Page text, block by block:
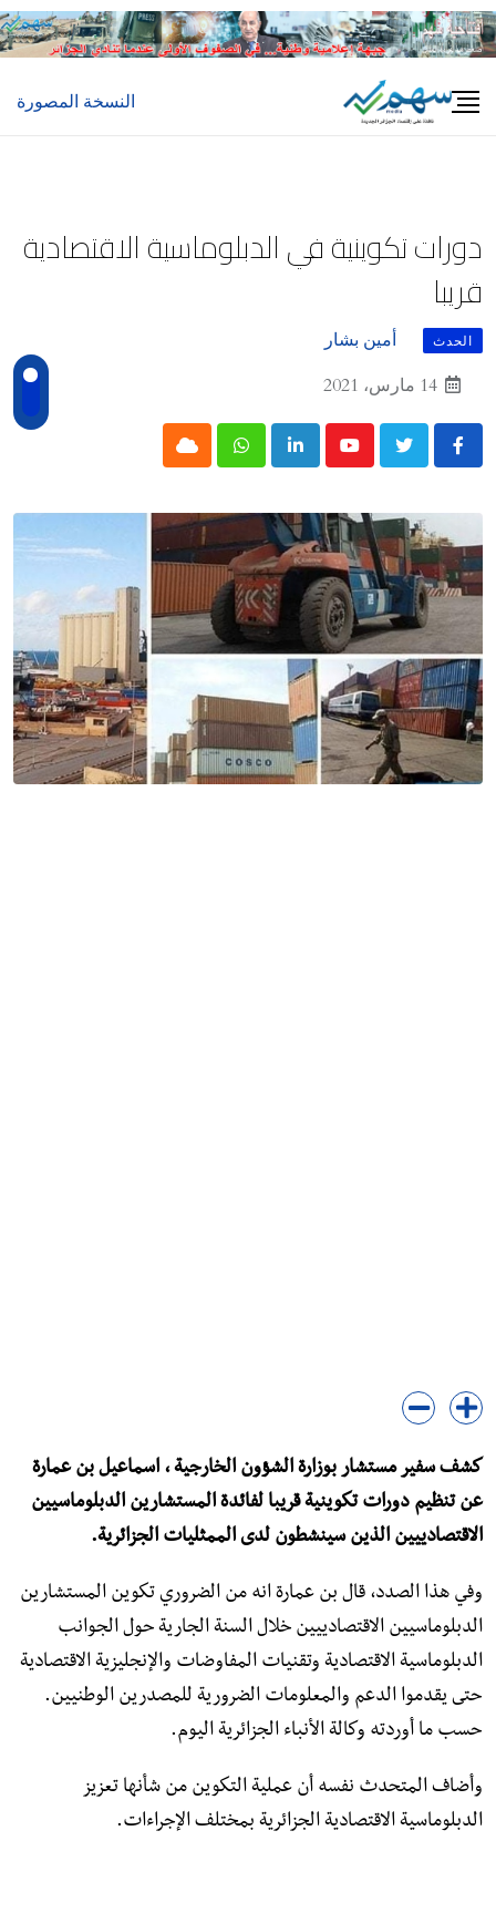
Skip
to
النسخة المصورة
دورات تكوينية في الدبلوماسية الاقتصادية
قريبا
الحدث
أمين بشار
14 مارس، 2021
Youtube
LinkedIn
Whatsapp
Cloud
كشف سفير مستشار بوزارة الشؤون الخارجية ، اسماعيل بن عمارة
عن تنظيم دورات تكوينية قريبا لفائدة المستشارين الدبلوماسيين
الاقتصادييين الذين سينشطون لدى الممثليات الجزائرية.
وفي هذا الصدد، قال بن عمارة انه من الضروري تكوين المستشارين
الدبلوماسيين الاقتصادييين خلال السنة الجارية حول الجوانب
الدبلوماسية الاقتصادية وتقنيات المفاوضات والإنجليزية الاقتصادية
حتى يقدموا الدعم والمعلومات الضرورية للمصدرين الوطنيين.
حسب ما أوردته وكالة الأنباء الجزائرية اليوم.
وأضاف المتحدث نفسه أن عملية التكوين من شأنها تعزيز
الدبلوماسية الاقتصادية الجزائرية بمختلف الإجراءات.